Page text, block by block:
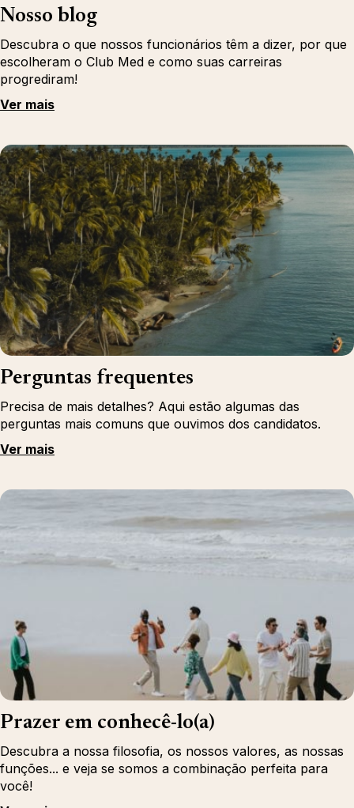
Nosso blog
Descubra o que nossos funcionários têm a dizer, por que
escolheram o Club Med e como suas carreiras
progrediram!
Ver mais
Perguntas frequentes
Precisa de mais detalhes? Aqui estão algumas das
perguntas mais comuns que ouvimos dos candidatos.
Ver mais
Prazer em conhecê-lo(a)
Descubra a nossa filosofia, os nossos valores, as nossas
funções... e veja se somos a combinação perfeita para
você!